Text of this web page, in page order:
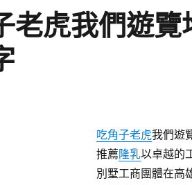
老虎我們遊
吃角子老虎我們遊
推薦隆乳以卓越的
別墅工商團體在高